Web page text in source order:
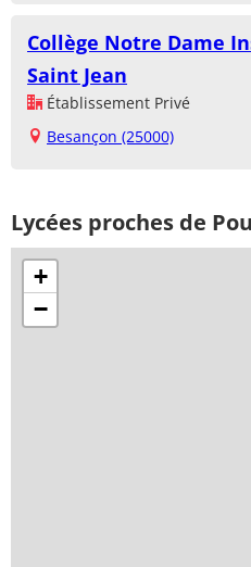
Collège Notre Dame
Saint Jean
Établissement Privé
Besançon (25000)
Lycées proches de
+
−